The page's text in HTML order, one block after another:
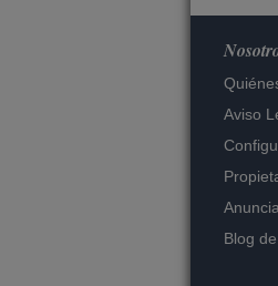
Aviso
Blog